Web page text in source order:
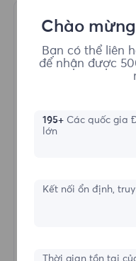
Proxy Dân
Chào
Bạn có thể liên
để nhận được
195+Các quốc gia
lớn
Kết nối ổn định,
Thời gian tồn tại